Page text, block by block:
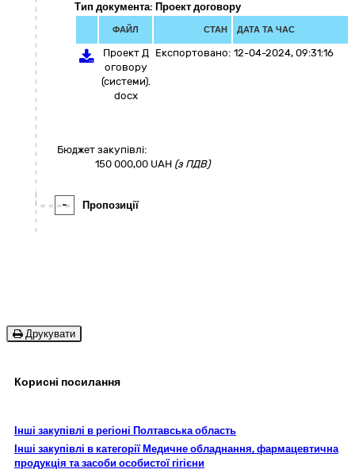
Тип документа: Проект договору
ФАЙЛ СТАН ДАТА ТА ЧАС
Проект Д
оговору
(системи).
docx
Експортовано: 12-04-2024, 09:31:16
Бюджет закупівлі:
150 000,00 UAH (з ПДВ)
- Пропозиції
Друкувати
Корисні посилання
Інші закупівлі в регіоні Полтавська область
Інші закупівлі в категорії Медичне обладнання, фармацевтична
продукція та засоби особистої гігієни